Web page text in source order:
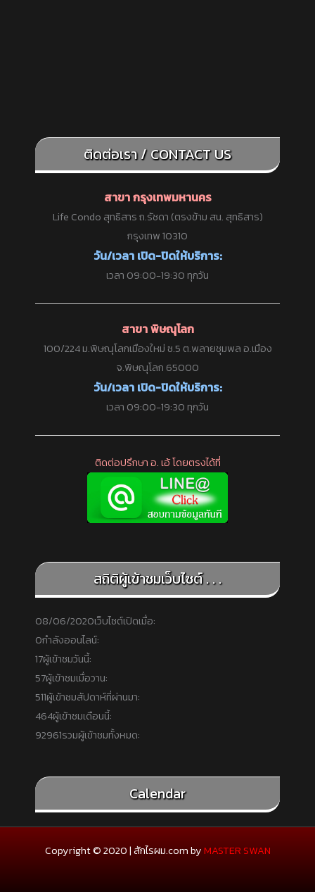
ติดต่อเรา / CONTACT US
สาขา กรุงเทพมหานคร
Life Condo สุทธิสาร ถ.รัชดา (ตรงข้าม สน. สุทธิสาร)
กรุงเทพ 10310
วัน/เวลา เปิด-ปิดให้บริการ:
เวลา 09:00-19:30 ทุกวัน
สาขา พิษณุโลก
100/224 ม.พิษณุโลกเมืองใหม่ ซ.5 ต.พลายชุมพล อ.เมือง
จ.พิษณุโลก 65000
วัน/เวลา เปิด-ปิดให้บริการ:
เวลา 09:00-19:30 ทุกวัน
ติดต่อปรึกษา อ. เอ้ โดยตรงได้ที่
สถิติผู้เข้าชมเว็บไซต์ . . .
08/06/2020เว็บไซต์เปิดเมื่อ:
0กำลังออนไลน์:
17ผู้เข้าชมวันนี้:
57ผู้เข้าชมเมื่อวาน:
511ผู้เข้าชมสัปดาห์ที่ผ่านมา:
464ผู้เข้าชมเดือนนี้:
92961รวมผู้เข้าชมทั้งหมด:
Calendar
Copyright © 2020 | สักไรผม.com byMASTER SWAN